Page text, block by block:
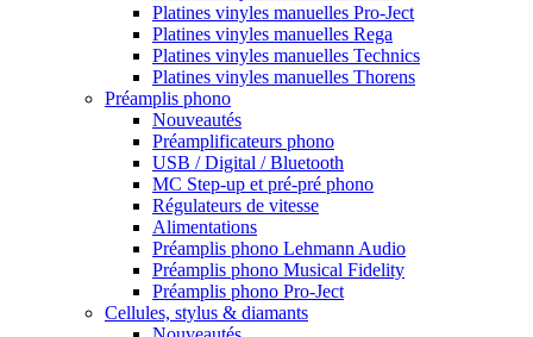
Platines vinyles manuelles Pro-Ject
Platines vinyles manuelles Rega
Platines vinyles manuelles Technics
Platines vinyles manuelles Thorens
Préamplis phono
Nouveautés
Préamplificateurs phono
USB / Digital / Bluetooth
MC Step-up et pré-pré phono
Régulateurs de vitesse
Alimentations
Préamplis phono Lehmann Audio
Préamplis phono Musical Fidelity
Préamplis phono Pro-Ject
Cellules, stylus & diamants